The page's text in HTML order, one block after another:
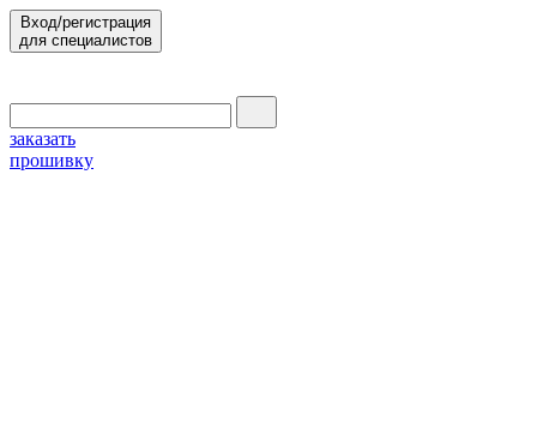
Вход/регистрация
для специалистов
заказать
прошивку